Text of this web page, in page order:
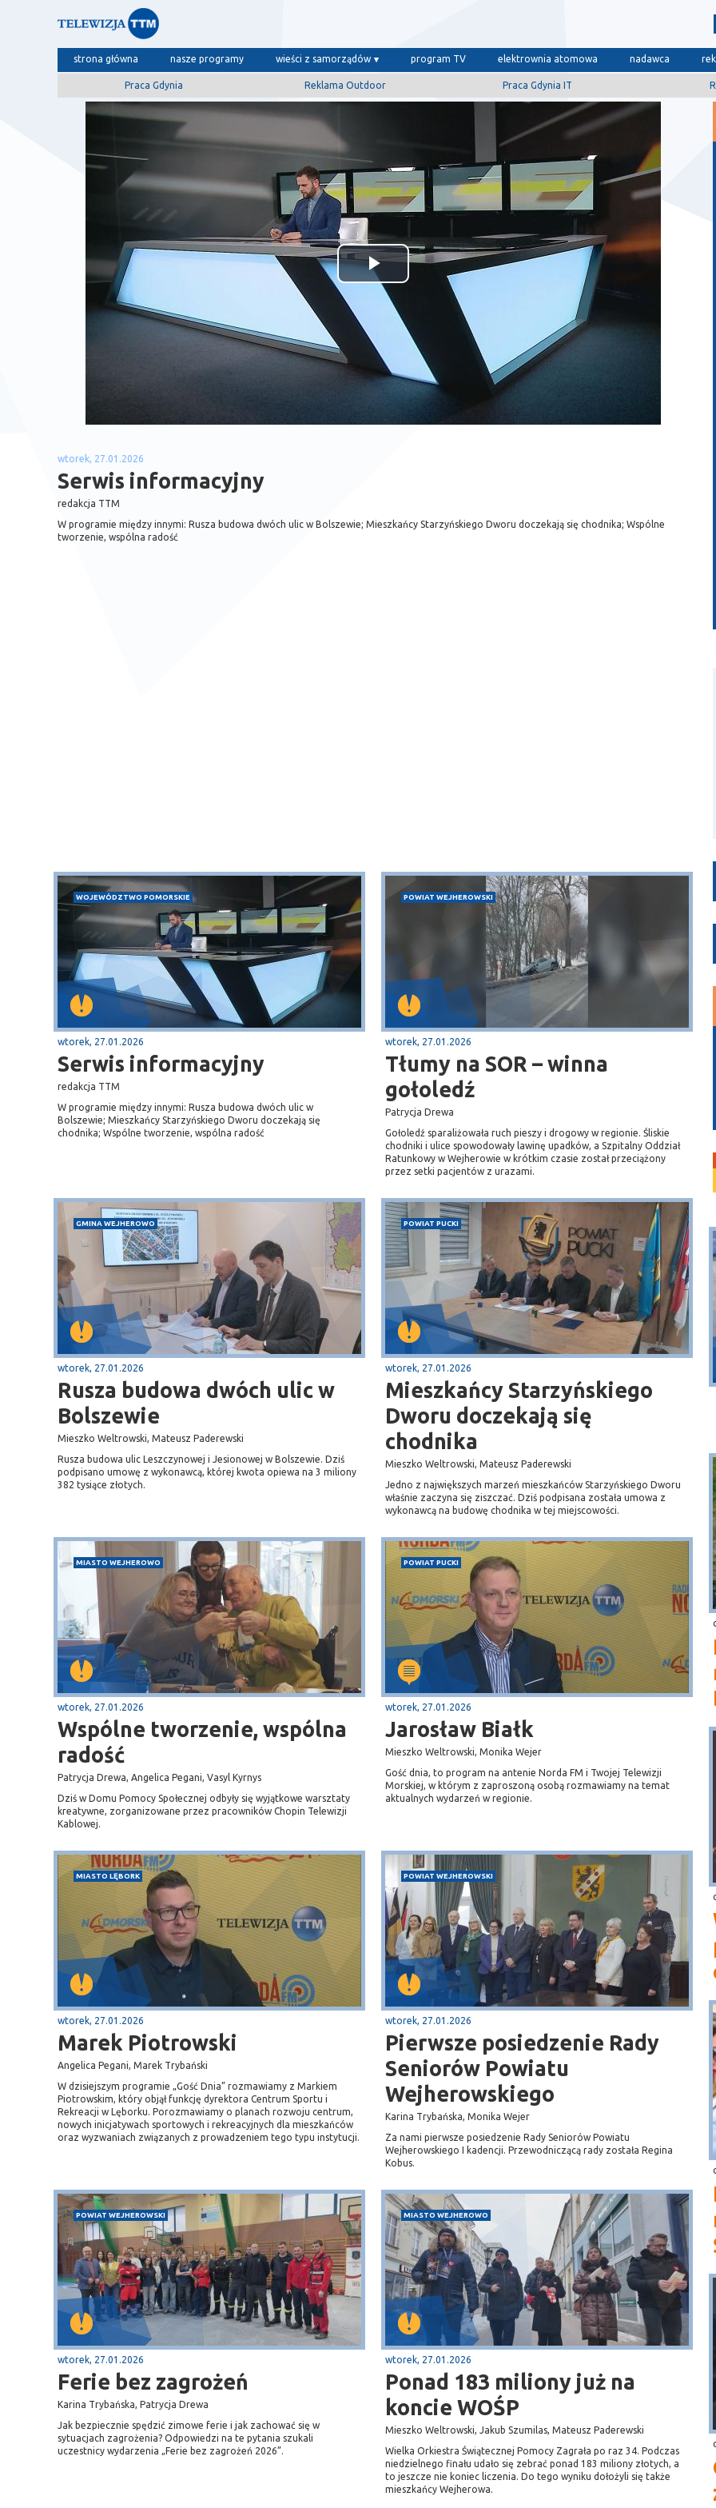
strona główna nasze programy wieści z samorządów program TV elektrownia atomowa nadawca
Praca Gdynia Reklama Outdoor Praca Gdynia IT
Odtwórz
wideo
wtorek, 27.01.2026
Serwis informacyjny
redakcja TTM
W programie między innymi: Rusza budowa dwóch ulic w Bolszewie; Mieszkańcy Starzyńskiego Dworu doczekają się chodnika; Wspólne
tworzenie, wspólna radość
WOJEWÓDZTWO POMORSKIE
wtorek, 27.01.2026
Serwis informacyjny
redakcja TTM
W programie między innymi: Rusza budowa dwóch ulic w
Bolszewie; Mieszkańcy Starzyńskiego Dworu doczekają się
chodnika; Wspólne tworzenie, wspólna radość
POWIAT WEJHEROWSKI
wtorek, 27.01.2026
Tłumy na SOR – winna
gołoledź
Patrycja Drewa
Gołoledź sparaliżowała ruch pieszy i drogowy w regionie. Śliskie
chodniki i ulice spowodowały lawinę upadków, a Szpitalny Oddział
Ratunkowy w Wejherowie w krótkim czasie został przeciążony
przez setki pacjentów z urazami.
GMINA WEJHEROWO
wtorek, 27.01.2026
Rusza budowa dwóch ulic w
Bolszewie
Mieszko Weltrowski, Mateusz Paderewski
Rusza budowa ulic Leszczynowej i Jesionowej w Bolszewie. Dziś
podpisano umowę z wykonawcą, której kwota opiewa na 3 miliony
382 tysiące złotych.
POWIAT PUCKI
wtorek, 27.01.2026
Mieszkańcy Starzyńskiego
Dworu doczekają się
chodnika
Mieszko Weltrowski, Mateusz Paderewski
Jedno z największych marzeń mieszkańców Starzyńskiego Dworu
właśnie zaczyna się ziszczać. Dziś podpisana została umowa z
wykonawcą na budowę chodnika w tej miejscowości.
MIASTO WEJHEROWO
wtorek, 27.01.2026
Wspólne tworzenie, wspólna
radość
Patrycja Drewa, Angelica Pegani, Vasyl Kyrnys
Dziś w Domu Pomocy Społecznej odbyły się wyjątkowe warsztaty
kreatywne, zorganizowane przez pracowników Chopin Telewizji
Kablowej.
POWIAT PUCKI
wtorek, 27.01.2026
Jarosław Białk
Mieszko Weltrowski, Monika Wejer
Gość dnia, to program na antenie Norda FM i Twojej Telewizji
Morskiej, w którym z zaproszoną osobą rozmawiamy na temat
aktualnych wydarzeń w regionie.
MIASTO LĘBORK
wtorek, 27.01.2026
Marek Piotrowski
Angelica Pegani, Marek Trybański
W dzisiejszym programie „Gość Dnia” rozmawiamy z Markiem
Piotrowskim, który objął funkcję dyrektora Centrum Sportu i
Rekreacji w Lęborku. Porozmawiamy o planach rozwoju centrum,
nowych inicjatywach sportowych i rekreacyjnych dla mieszkańców
oraz wyzwaniach związanych z prowadzeniem tego typu instytucji.
POWIAT WEJHEROWSKI
wtorek, 27.01.2026
Pierwsze posiedzenie Rady
Seniorów Powiatu
Wejherowskiego
Karina Trybańska, Monika Wejer
Za nami pierwsze posiedzenie Rady Seniorów Powiatu
Wejherowskiego I kadencji. Przewodniczącą rady została Regina
Kobus.
POWIAT WEJHEROWSKI
wtorek, 27.01.2026
Ferie bez zagrożeń
Karina Trybańska, Patrycja Drewa
Jak bezpiecznie spędzić zimowe ferie i jak zachować się w
sytuacjach zagrożenia? Odpowiedzi na te pytania szukali
uczestnicy wydarzenia „Ferie bez zagrożeń 2026”.
MIASTO WEJHEROWO
wtorek, 27.01.2026
Ponad 183 miliony już na
koncie WOŚP
Mieszko Weltrowski, Jakub Szumilas, Mateusz Paderewski
Wielka Orkiestra Świątecznej Pomocy Zagrała po raz 34. Podczas
niedzielnego finału udało się zebrać ponad 183 miliony złotych, a
to jeszcze nie koniec liczenia. Do tego wyniku dołożyli się także
mieszkańcy Wejherowa.
krajową nr 6
Sopot
plaża
Puck
Przystań, molo